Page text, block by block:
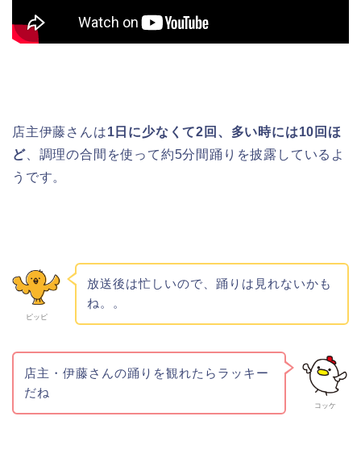
店主伊藤さんは1日に少なくて2回、多い時には10回ほ
ど、調理の合間を使って約5分間踊りを披露しているよ
うです。
ピッピ
放送後は忙しいので、踊りは見れないかも
ね。。
コッケ
店主・伊藤さんの踊りを観れたらラッキー
だね